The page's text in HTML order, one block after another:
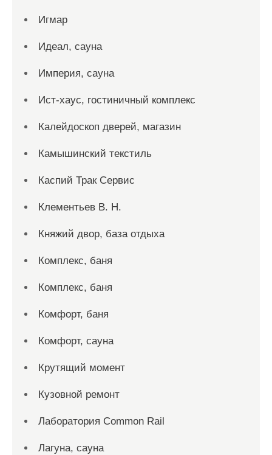
Игмар
Идеал, сауна
Империя, сауна
Ист-хаус, гостиничный комплекс
Калейдоскоп дверей, магазин
Камышинский текстиль
Каспий Трак Сервис
Клементьев В. Н.
Княжий двор, база отдыха
Комплекс, баня
Комплекс, баня
Комфорт, баня
Комфорт, сауна
Крутящий момент
Кузовной ремонт
Лаборатория Common Rail
Лагуна, сауна